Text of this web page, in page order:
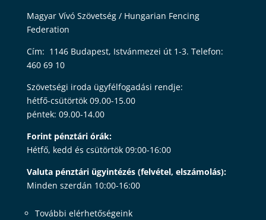
Magyar Vívó Szövetség / Hungarian Fencing
Federation
Cím: 1146 Budapest, Istvánmezei út 1-3. Telefon:
460 69 10
Szövetségi iroda ügyfélfogadási rendje:
hétfő-csütörtök 09.00-15.00
péntek: 09.00-14.00
Forint pénztári órák:
Hétfő, kedd és csütörtök 09:00-16:00
Valuta pénztári ügyintézés (felvétel, elszámolás):
Minden szerdán 10:00-16:00
További elérhetőségeink